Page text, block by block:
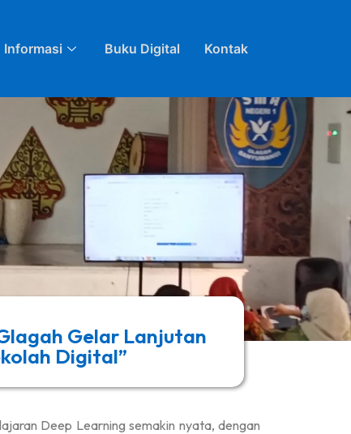
Informasi Buku Digital Kontak
Gelar Lanjutan
Digital”
Deep Learning semakin nyata, dengan